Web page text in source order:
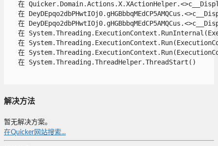
在
在
在
在
在
在
   在 System.Threading.ThreadHelper.ThreadStart()
解决方法
暂无解决方案。
在Quicker网站搜索...